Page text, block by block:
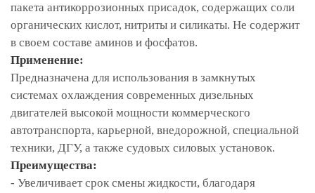
пакета антикоррозионных присадок, содержащих соли
органических кислот, нитриты и силикаты. Не содержит
в своем составе аминов и фосфатов.
Применение:
Предназначена для использования в замкнутых
системах охлаждения современных дизельных
двигателей высокой мощности коммерческого
автотранспорта, карьерной, внедорожной, специальной
техники, ДГУ, а также судовых силовых установок.
Преимущества:
- Увеличивает срок смены жидкости, благодаря